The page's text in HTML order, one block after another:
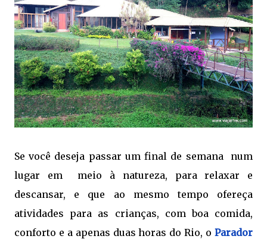
Se você deseja passar um final de semana num
lugar em meio à natureza, para relaxar e
descansar, e que ao mesmo tempo ofereça
atividades para as crianças, com boa comida,
conforto e a apenas duas horas do Rio, o Parador